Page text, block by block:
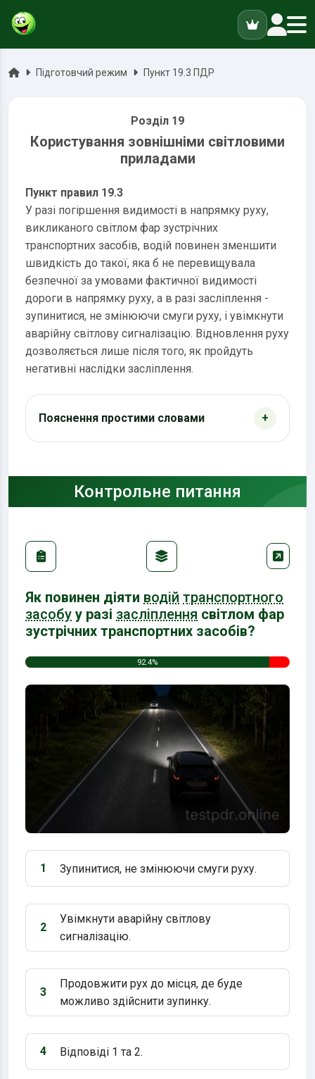
ГоловнаПідготовчий режим Пункт 19.3 ПДР
Розділ 19
Користування зовнішніми світловими
приладами
Пункт правил 19.3
У разі погіршення видимості в напрямку руху,
викликаного світлом фар зустрічних
транспортних засобів, водій повинен зменшити
швидкість до такої, яка б не перевищувала
безпечної за умовами фактичної видимості
дороги в напрямку руху, а в разі засліплення -
зупинитися, не змінюючи смуги руху, і увімкнути
аварійну світлову сигналізацію. Відновлення руху
дозволяється лише після того, як пройдуть
негативні наслідки засліплення.
Пояснення простими словами
Контрольне питання
Як повинен діяти водій транспортного
засобу у разі засліплення світлом фар
зустрічних транспортних засобів?
92.4%
Варіант 1:
1 Зупинитися, не змінюючи смуги руху.
Варіант 2:
2
Увімкнути аварійну світлову
сигналізацію.
Варіант 3:
3
Продовжити рух до місця, де буде
можливо здійснити зупинку.
Варіант 4:
4 Відповіді 1 та 2.